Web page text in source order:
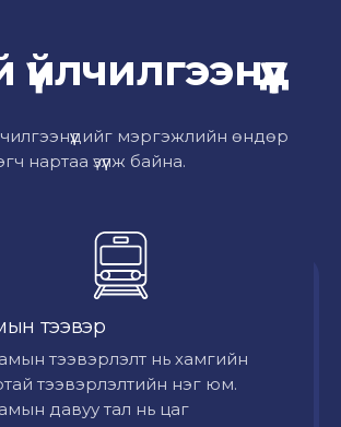
мэргэжлийн өндөр
нартаа үзүүлж байна.
тээвэр
тээвэрлэлт нь хамгийн
тээвэрлэлтийн нэг юм.
давуу тал нь цаг